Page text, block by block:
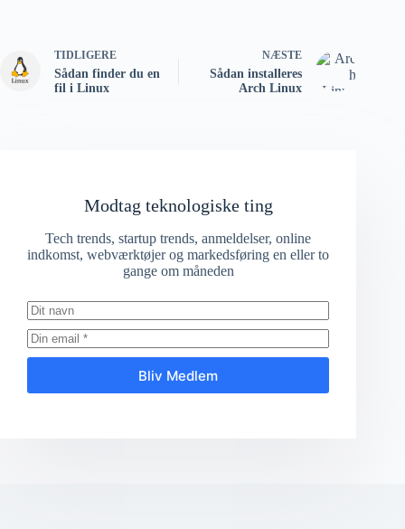
TIDLIGERE
Sådan finder du en
fil i Linux
NÆSTE
Sådan installeres
Arch Linux
Modtag teknologiske ting
Tech trends, startup trends, anmeldelser, online
indkomst, webværktøjer og markedsføring en eller to
gange om måneden
Bliv Medlem